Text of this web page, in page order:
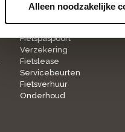
Alleen noodzakelijke
Fietspaspoort
Verzekering
Fietslease
Servicebeurten
Fietsverhuur
Onderhoud